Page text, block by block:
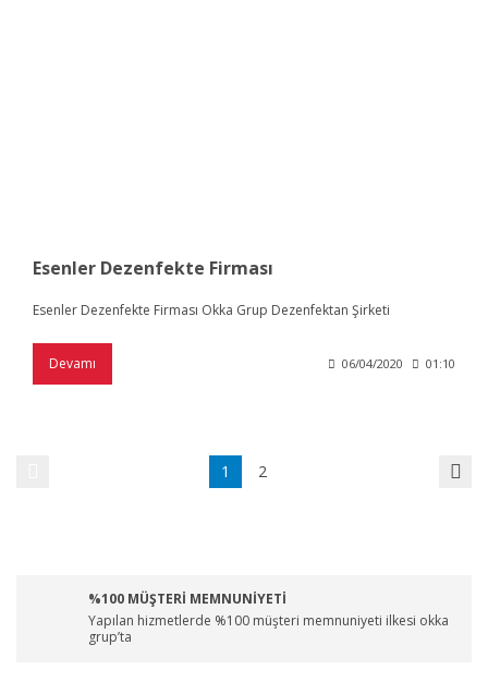
Esenler Dezenfekte Firması
Esenler Dezenfekte Firması Okka Grup Dezenfektan Şirketi
Devamı 06/04/2020 01:10
1 2
%100 MÜŞTERİ MEMNUNİYETİ
Yapılan hizmetlerde %100 müşteri memnuniyeti ilkesi okka
grup’ta